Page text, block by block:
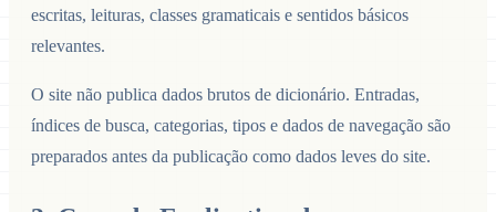
escritas, leituras, classes gramaticais e sentidos básicos
relevantes.
O site não publica dados brutos de dicionário. Entradas,
índices de busca, categorias, tipos e dados de navegação são
preparados antes da publicação como dados leves do site.